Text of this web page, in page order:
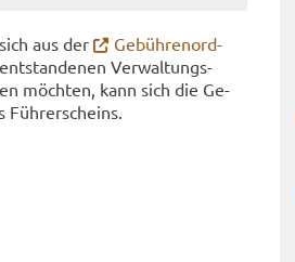
aus der
Ge­büh­ren­ord­
Ver­wal­tungs­
möch­ten, kann sich die Ge­
Füh­rer­scheins.